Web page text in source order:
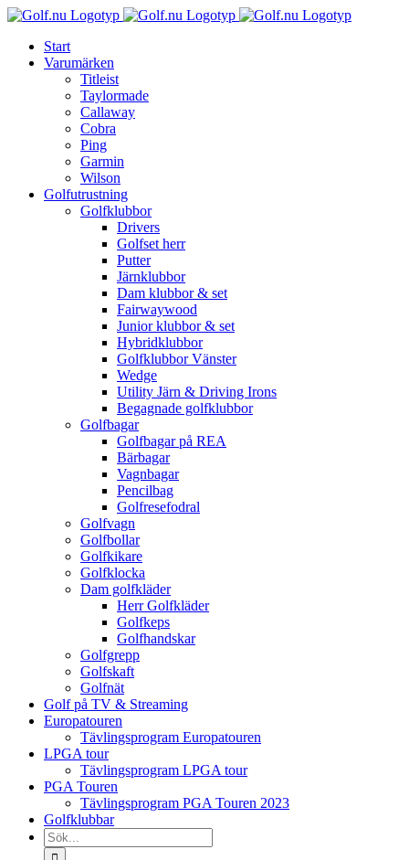
Fortsätt
innehållet
Start
Varumärken
Titleist
Taylormade
Callaway
Cobra
Ping
Garmin
Wilson
Golfutrustning
Golfklubbor
Drivers
Golfset herr
Putter
Järnklubbor
Dam klubbor & set
Fairwaywood
Junior klubbor & set
Hybridklubbor
Golfklubbor Vänster
Wedge
Utility Järn & Driving Irons
Begagnade golfklubbor
Golfbagar
Golfbagar på REA
Bärbagar
Vagnbagar
Pencilbag
Golfresefodral
Golfvagn
Golfbollar
Golfkikare
Golfklocka
Dam golfkläder
Herr Golfkläder
Golfkeps
Golfhandskar
Golfgrepp
Golfskaft
Golfnät
Golf på TV & Streaming
Europatouren
Tävlingsprogram Europatouren
LPGA tour
Tävlingsprogram LPGA tour
PGA Touren
Tävlingsprogram PGA Touren 2023
Golfklubbar
Sök
efter: